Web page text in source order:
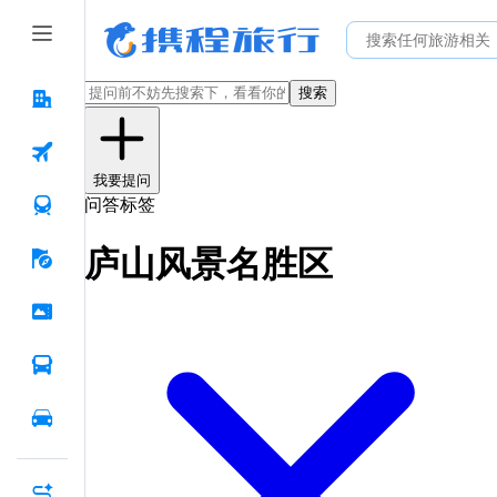
搜索
我要提问
问答标签
庐山风景名胜区